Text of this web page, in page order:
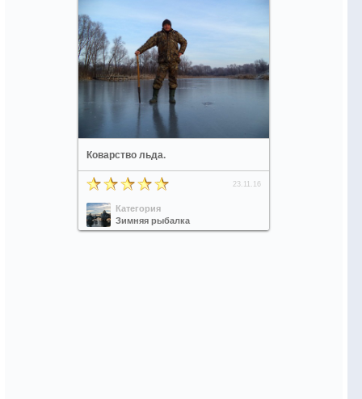
Коварство льда.
23.11.16
Категория
Зимняя рыбалка